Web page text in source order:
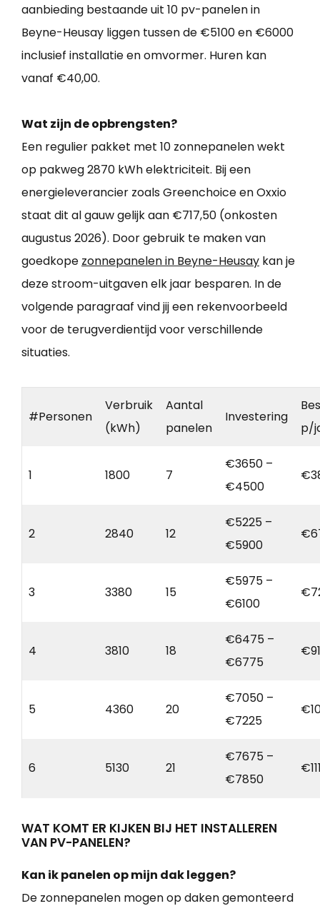
aanbieding bestaande uit 10 pv-panelen in
Beyne-Heusay liggen tussen de €5100 en €6000
inclusief installatie en omvormer. Huren kan
vanaf €40,00.
Wat zijn de opbrengsten?
Een regulier pakket met 10 zonnepanelen wekt
op pakweg 2870 kWh elektriciteit. Bij een
energieleverancier zoals Greenchoice en Oxxio
staat dit al gauw gelijk aan €717,50 (onkosten
augustus 2026). Door gebruik te maken van
goedkope zonnepanelen in Beyne-Heusay kan je
deze stroom-uitgaven elk jaar besparen. In de
volgende paragraaf vind jij een rekenvoorbeeld
voor de terugverdientijd voor verschillende
situaties.
#Personen
Verbruik
(kWh)
Aantal
panelen
Investering
p/
1 1800 7
€3650 –
€4500
2 2840 12
€5225 –
€5900
3 3380 15
€5975 –
€6100
4 3810 18
€6475 –
€6775
5 4360 20
€7050 –
€7225
6 5130 21
€7675 –
€7850
WAT KOMT ER KIJKEN BIJ HET INSTALLEREN
VAN PV-PANELEN?
Kan ik panelen op mijn dak leggen?
De zonnepanelen mogen op daken gemonteerd